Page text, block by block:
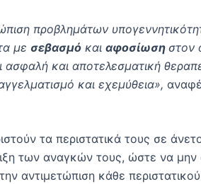
προβλημάτων
με σεβασμό και αφοσίωση στον
ασφαλή και αποτελεσματική
και εχεμύθεια»,
τα περιστατικά τους σε
των αναγκών τους, ώστε να μην
αντιμετώπιση κάθε